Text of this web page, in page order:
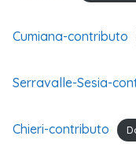
Cumiana-contributo
Serravalle-Sesia-
Chieri-contributo